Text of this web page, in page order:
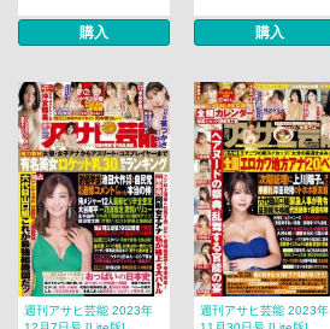
購入 購入
週刊アサヒ芸能 2023年
週刊アサヒ芸能 2023年